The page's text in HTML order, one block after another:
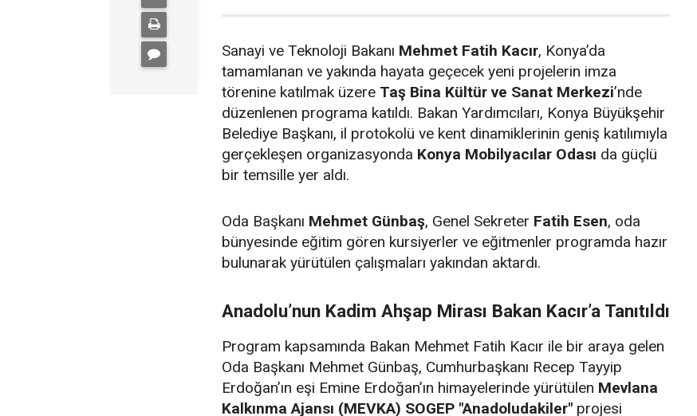
Sanayi ve Teknoloji Bakanı Mehmet Fatih Kacır, Konya’da
tamamlanan ve yakında hayata geçecek yeni projelerin imza
törenine katılmak üzere Taş Bina Kültür ve Sanat Merkezi’nde
düzenlenen programa katıldı. Bakan Yardımcıları, Konya Büyükşehir
Belediye Başkanı, il protokolü ve kent dinamiklerinin geniş katılımıyla
gerçekleşen organizasyonda Konya Mobilyacılar Odası da güçlü
bir temsille yer aldı.
Oda Başkanı Mehmet Günbaş, Genel Sekreter Fatih Esen, oda
bünyesinde eğitim gören kursiyerler ve eğitmenler programda hazır
bulunarak yürütülen çalışmaları yakından aktardı.
Anadolu’nun Kadim Ahşap Mirası Bakan Kacır’a Tanıtıldı
Program kapsamında Bakan Mehmet Fatih Kacır ile bir araya gelen
Oda Başkanı Mehmet Günbaş, Cumhurbaşkanı Recep Tayyip
Erdoğan’ın eşi Emine Erdoğan’ın himayelerinde yürütülen Mevlana
Kalkınma Ajansı (MEVKA) SOGEP "Anadoludakiler" projesi